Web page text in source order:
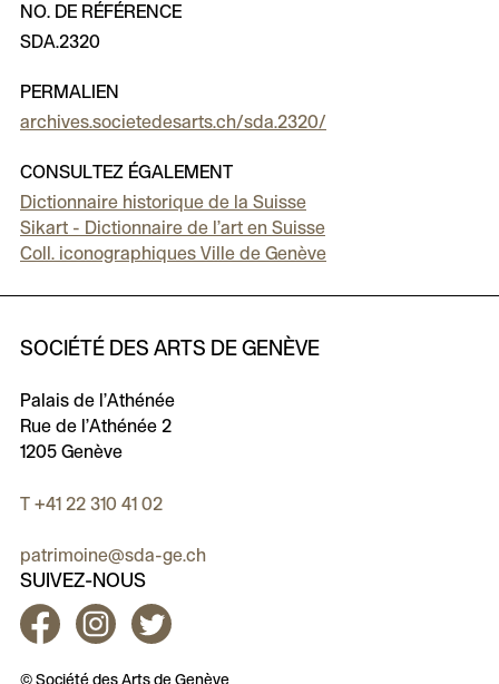
NO. DE RÉFÉRENCE
SDA.2320
PERMALIEN
archives.societedesarts.ch/sda.2320/
CONSULTEZ ÉGALEMENT
Dictionnaire historique de la Suisse
Sikart - Dictionnaire de l’art en Suisse
Coll. iconographiques Ville de Genève
SOCIÉTÉ DES ARTS DE GENÈVE
Palais de l’Athénée
Rue de l’Athénée 2
1205 Genève
T +41 22 310 41 02
patrimoine@sda-ge.ch
SUIVEZ-NOUS
FacebookInstagram